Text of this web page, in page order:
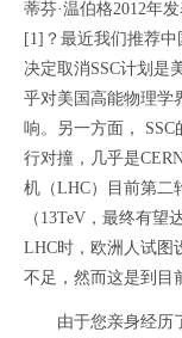
蒂芬·温伯格2012年
[1] ？最近我们推荐
决定取消SSC计划是
乎对美国高能物理学
响。另一方面，
行对撞，几乎是
机（LHC）目前第二
（13TeV，最终有望
LHC时，欧洲人试图
不足，然而这是到目
由于您亲身经历了